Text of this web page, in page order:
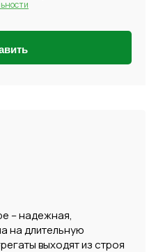
– надежная,
на длительную
выходят из строя